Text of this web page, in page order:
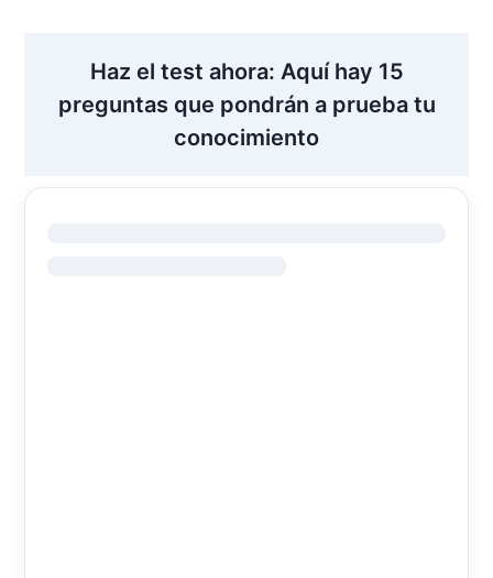
Haz el test ahora: Aquí hay 15
preguntas que pondrán a prueba tu
conocimiento